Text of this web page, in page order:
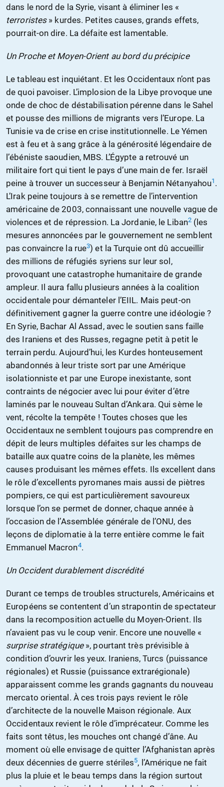
dans le nord de la Syrie, visant à éliminer les «
terroristes» kurdes. Petites causes, grands effets,
pourrait-on dire. La défaite est lamentable.
Un Proche et Moyen-Orient au bord du précipice
Le tableau est inquiétant. Et les Occidentaux n’ont pas
de quoi pavoiser. L’implosion de la Libye provoque une
onde de choc de déstabilisation pérenne dans le Sahel
et pousse des millions de migrants vers l’Europe. La
Tunisie va de crise en crise institutionnelle. Le Yémen
est à feu et à sang grâce à la générosité légendaire de
l’ébéniste saoudien, MBS. L’Égypte a retrouvé un
militaire fort qui tient le pays d’une main de fer. Israël
peine à trouver un successeur à Benjamin Nétanyahou1 .
L’Irak peine toujours à se remettre de l’intervention
américaine de 2003, connaissant une nouvelle vague de
violences et de répression. La Jordanie, le Liban2 (les
mesures annoncées par le gouvernement ne semblent
pas convaincre la rue3) et la Turquie ont dû accueillir
des millions de réfugiés syriens sur leur sol,
provoquant une catastrophe humanitaire de grande
ampleur. Il aura fallu plusieurs années à la coalition
occidentale pour démanteler l’EIIL. Mais peut-on
définitivement gagner la guerre contre une idéologie ?
En Syrie, Bachar Al Assad, avec le soutien sans faille
des Iraniens et des Russes, regagne petit à petit le
terrain perdu. Aujourd’hui, les Kurdes honteusement
abandonnés à leur triste sort par une Amérique
isolationniste et par une Europe inexistante, sont
contraints de négocier avec lui pour éviter d’être
laminés par le nouveau Sultan d’Ankara. Qui sème le
vent, récolte la tempête ! Toutes choses que les
Occidentaux ne semblent toujours pas comprendre en
dépit de leurs multiples défaites sur les champs de
bataille aux quatre coins de la planète, les mêmes
causes produisant les mêmes effets. Ils excellent dans
le rôle d’excellents pyromanes mais aussi de piètres
pompiers, ce qui est particulièrement savoureux
lorsque l’on se permet de donner, chaque année à
l’occasion de l’Assemblée générale de l’ONU, des
leçons de diplomatie à la terre entière comme le fait
Emmanuel Macron4.
Un Occident durablement discrédité
Durant ce temps de troubles structurels, Américains et
Européens se contentent d’un strapontin de spectateur
dans la recomposition actuelle du Moyen-Orient. Ils
n’avaient pas vu le coup venir. Encore une nouvelle «
surprise stratégique», pourtant très prévisible à
condition d’ouvrir les yeux. Iraniens, Turcs (puissance
régionales) et Russie (puissance extrarégionale)
apparaissent comme les grands gagnants du nouveau
mercato oriental. À ces trois pays revient le rôle
d’architecte de la nouvelle Maison régionale. Aux
Occidentaux revient le rôle d’imprécateur. Comme les
faits sont têtus, les mouches ont changé d’âne. Au
moment où elle envisage de quitter l’Afghanistan après
deux décennies de guerre stériles5, l’Amérique ne fait
plus la pluie et le beau temps dans la région surtout